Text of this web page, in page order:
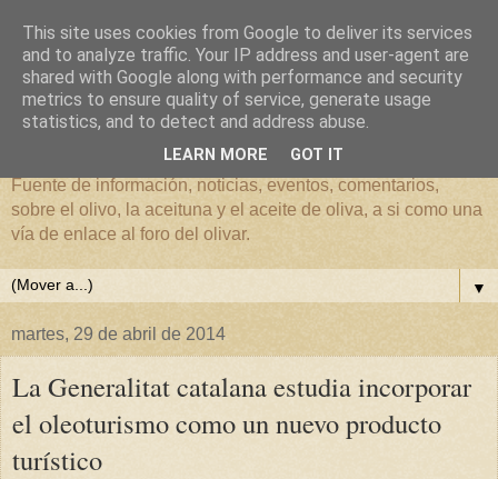
El mundo del Olivar
Fuente de información, noticias, eventos, comentarios,
sobre el olivo, la aceituna y el aceite de oliva, a si como una
vía de enlace al foro del olivar.
▼
martes, 29 de abril de 2014
La Generalitat catalana estudia incorporar
el oleoturismo como un nuevo producto
turístico
This site uses cookies from Google to deliver its services
and to analyze traffic. Your IP address and user-agent are
shared with Google along with performance and security
metrics to ensure quality of service, generate usage
statistics, and to detect and address abuse.
LEARN MORE GOT IT